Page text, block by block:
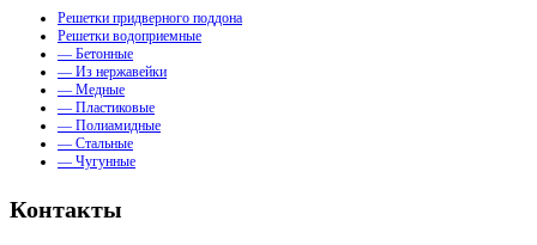
Решетки придверного поддона
Решетки водоприемные
— Бетонные
— Из нержавейки
— Медные
— Пластиковые
— Полиамидные
— Стальные
— Чугунные
Контакты